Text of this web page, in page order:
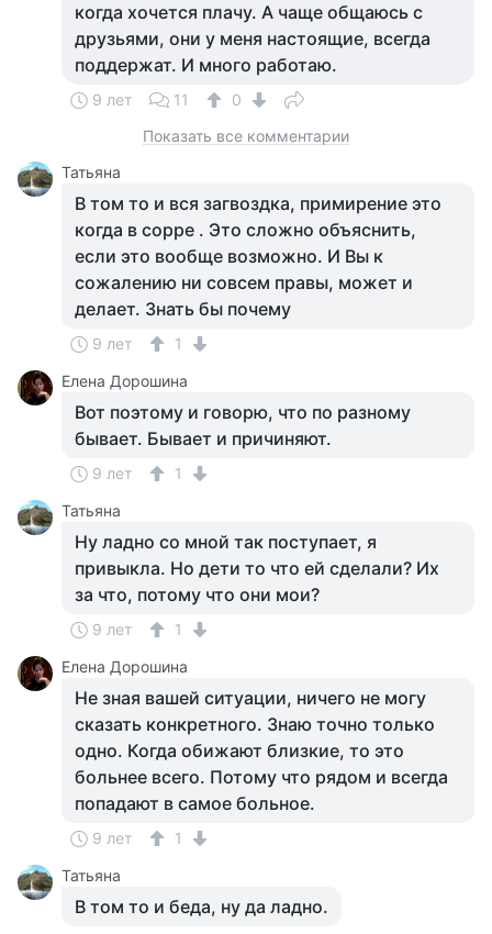
когда хочется плачу. А чаще общаюсь с
друзьями, они у меня настоящие, всегда
поддержат. И много работаю.
9 лет 11
0
Показать все комментарии
Татьяна
В том то и вся загвоздка, примирение это
когда в сорре . Это сложно объяснить,
если это вообще возможно. И Вы к
сожалению ни совсем правы, может и
делает. Знать бы почему
9 лет
1
Елена Дорошина
Вот поэтому и говорю, что по разному
бывает. Бывает и причиняют.
9 лет
1
Татьяна
Ну ладно со мной так поступает, я
привыкла. Но дети то что ей сделали? Их
за что, потому что они мои?
9 лет
1
Елена Дорошина
Не зная вашей ситуации, ничего не могу
сказать конкретного. Знаю точно только
одно. Когда обижают близкие, то это
больнее всего. Потому что рядом и всегда
попадают в самое больное.
9 лет
1
Татьяна
В том то и беда, ну да ладно.